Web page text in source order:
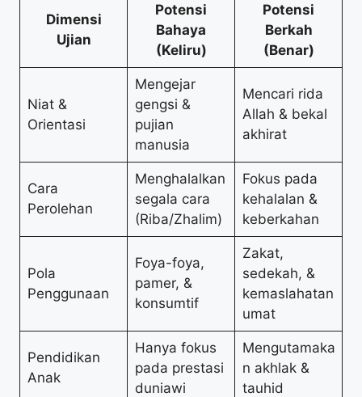
Dimensi
Ujian
Potensi
Bahaya
(Keliru)
Potensi
Berkah
(Benar)
Niat &
Orientasi
Mengejar
gengsi &
pujian
manusia
Mencari rida
Allah & bekal
akhirat
Cara
Perolehan
Menghalalkan
segala cara
(Riba/Zhalim)
Fokus pada
kehalalan &
keberkahan
Pola
Penggunaan
Foya-foya,
pamer, &
konsumtif
Zakat,
sedekah, &
kemaslahatan
umat
Pendidikan
Anak
Hanya fokus
pada prestasi
duniawi
Mengutamaka
n akhlak &
tauhid